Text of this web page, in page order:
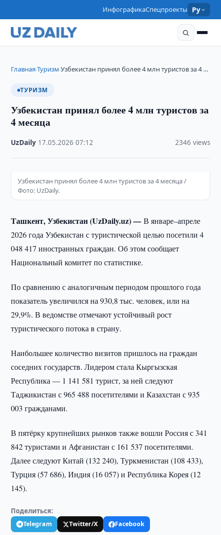
ИнфографикаСпецпроекты Ру
Главная›Туризм›Узбекистан принял более 4 млн туристов за 4 …
ТУРИЗМ
Узбекистан принял более 4 млн туристов за
4 месяца
UzDaily 17.05.2026 ·07:12 2346 views
Узбекистан принял более 4 млн туристов за 4 месяца /
Фото: UzDaily.
Ташкент, Узбекистан (UzDaily.uz) —В январе–апреле
2026 года Узбекистан с туристической целью посетили 4
048 417 иностранных граждан. Об этом сообщает
Национальный комитет по статистике.
По сравнению с аналогичным периодом прошлого года
показатель увеличился на 930,8 тыс. человек, или на
29,9%. В ведомстве отмечают устойчивый рост
туристического потока в страну.
Наибольшее количество визитов пришлось на граждан
соседних государств. Лидером стала Кыргызская
Республика — 1 141 581 турист, за ней следуют
Таджикистан с 965 488 посетителями и Казахстан с 935
003 гражданами.
В пятёрку крупнейших рынков также вошли Россия с 341
842 туристами и Афганистан с 161 537 посетителями.
Далее следуют Китай (132 240), Туркменистан (108 433),
Турция (57 686), Индия (16 057) и Республика Корея (12
145).
Поделиться:
Telegram Twitter/X
Facebook